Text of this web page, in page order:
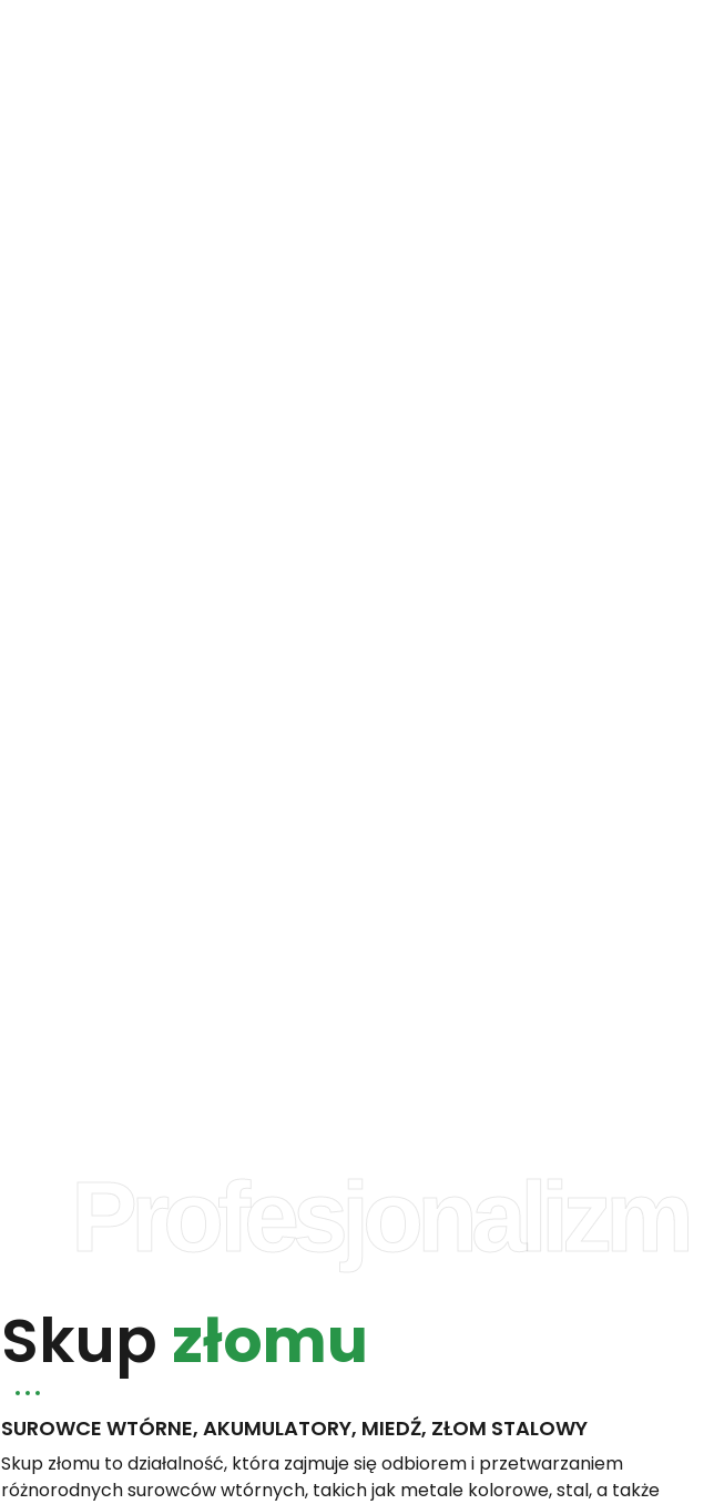
Profesjonalizm
Skup złomu
SUROWCE WTÓRNE, AKUMULATORY, MIEDŹ, ZŁOM STALOWY
Skup złomu to działalność, która zajmuje się odbiorem i przetwarzaniem
różnorodnych surowców wtórnych, takich jak metale kolorowe, stal, a także